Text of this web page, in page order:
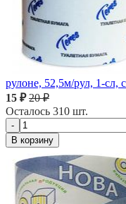
рулоне, 52,5м/рул, 1-сл,
15 ₽20 ₽
Осталось 310 шт.
-
В корзину